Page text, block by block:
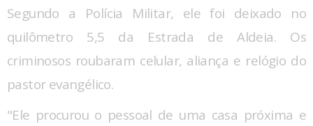
Segundo a Polícia Militar, ele foi deixado no
quilômetro 5,5 da Estrada de Aldeia. Os
criminosos roubaram celular, aliança e relógio do
pastor evangélico.
"Ele procurou o pessoal de uma casa próxima e